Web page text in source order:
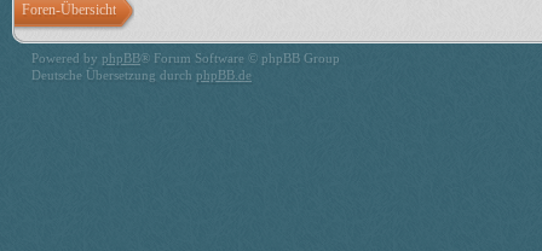
Foren-Übersicht
Powered by phpBB® Forum Software © phpBB Group
Deutsche Übersetzung durch phpBB.de